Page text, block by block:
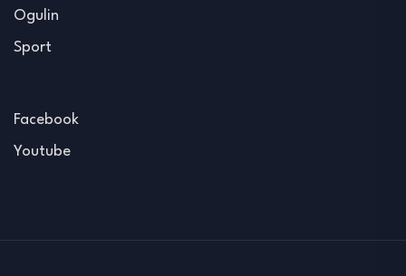
Ogulin
Sport
Facebook
Youtube